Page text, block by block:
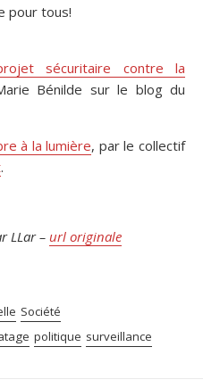
pour tous!
sécuritaire contre la
Bénilde sur le blog du
à la lumière, par le collectif
.
LLar – url originale
Société
politique surveillance